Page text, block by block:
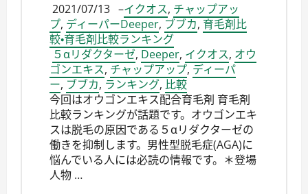
2021/07/13 –イクオス, チャップアッ
プ, ディーパーDeeper, ブブカ, 育毛剤比
較・育毛剤比較ランキング
５αリダクターゼ, Deeper, イクオス, オウ
ゴンエキス, チャップアップ, ディーパ
ー, ブブカ, ランキング, 比較
今回はオウゴンエキス配合育毛剤 育毛剤
比較ランキングが話題です。オウゴンエキ
スは脱毛の原因である５αリダクターゼの
働きを抑制します。男性型脱毛症(AGA)に
悩んでいる人には必読の情報です。＊登場
人物 …